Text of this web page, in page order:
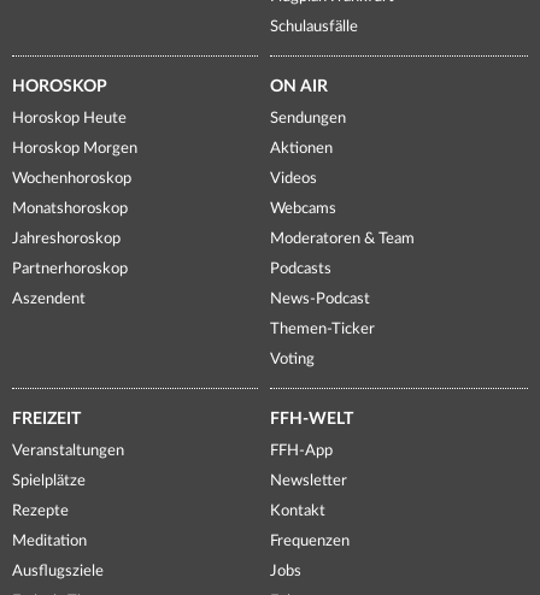
Schulausfälle
HOROSKOP
Horoskop Heute
Horoskop Morgen
Wochenhoroskop
Monatshoroskop
Jahreshoroskop
Partnerhoroskop
Aszendent
ON AIR
Sendungen
Aktionen
Videos
Webcams
Moderatoren & Team
Podcasts
News-Podcast
Themen-Ticker
Voting
FREIZEIT
Veranstaltungen
Spielplätze
Rezepte
Meditation
Ausflugsziele
FFH-WELT
FFH-App
Newsletter
Kontakt
Frequenzen
Jobs